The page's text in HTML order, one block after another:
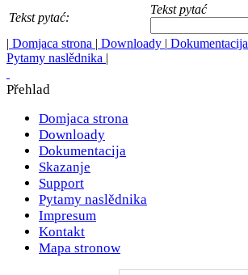
Tekst pytać:
Tekst pytać
| Domjaca strona | Downloady | Dokumentacija
Pytamy naslědnika |
Přehlad
Domjaca strona
Downloady
Dokumentacija
Skazanje
Support
Pytamy naslědnika
Impresum
Kontakt
Mapa stronow